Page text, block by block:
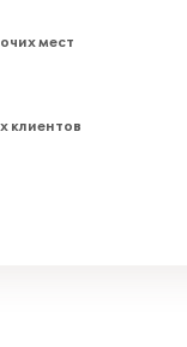
мест
клиентов